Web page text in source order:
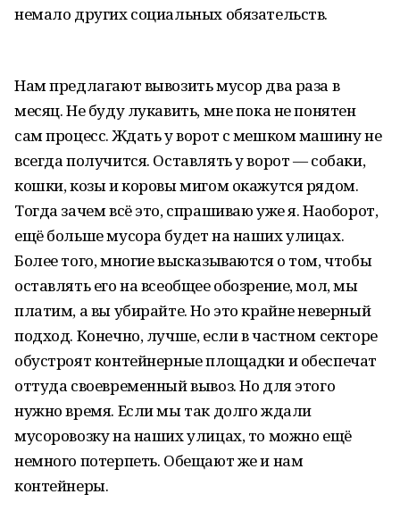
немало других социальных обязательств.
Нам предлагают вывозить мусор два раза в
месяц. Не буду лукавить, мне пока не понятен
сам процесс. Ждать у ворот с мешком машину не
всегда получится. Оставлять у ворот — собаки,
кошки, козы и коровы мигом окажутся рядом.
Тогда зачем всё это, спрашиваю уже я. Наоборот,
ещё больше мусора будет на наших улицах.
Более того, многие высказываются о том, чтобы
оставлять его на всеобщее обозрение, мол, мы
платим, а вы убирайте. Но это крайне неверный
подход. Конечно, лучше, если в частном секторе
обустроят контейнерные площадки и обеспечат
оттуда своевременный вывоз. Но для этого
нужно время. Если мы так долго ждали
мусоровозку на наших улицах, то можно ещё
немного потерпеть. Обещают же и нам
контейнеры.